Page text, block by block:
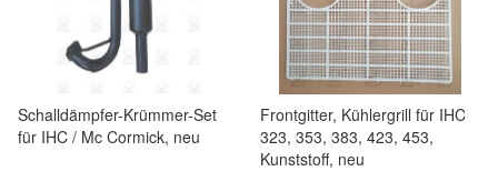
Schalldämpfer-Krümmer-Set
für IHC / Mc Cormick, neu
Frontgitter, Kühlergrill für IHC
323, 353, 383, 423, 453,
Kunststoff, neu